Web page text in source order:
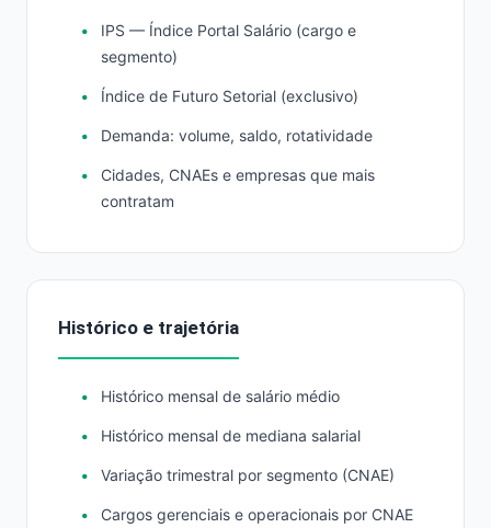
IPS — Índice Portal Salário (cargo e
segmento)
Índice de Futuro Setorial (exclusivo)
Demanda: volume, saldo, rotatividade
Cidades, CNAEs e empresas que mais
contratam
Histórico e trajetória
Histórico mensal de salário médio
Histórico mensal de mediana salarial
Variação trimestral por segmento (CNAE)
Cargos gerenciais e operacionais por CNAE